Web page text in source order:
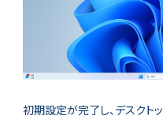
初期設定が完了し、デスクト